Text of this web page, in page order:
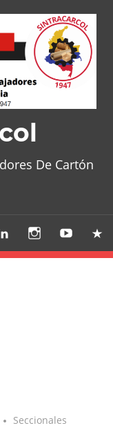
De Cartón
Seccionales